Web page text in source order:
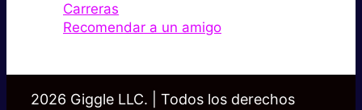
Carreras
Recomendar a un amigo
2026 Giggle LLC. | Todos los derechos